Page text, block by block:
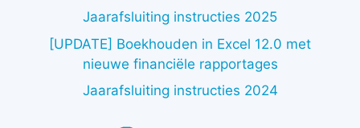
Jaarafsluiting instructies 2025
[UPDATE] Boekhouden in Excel 12.0 met
nieuwe financiële rapportages
Jaarafsluiting instructies 2024